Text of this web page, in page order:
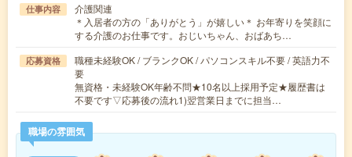
仕事内容
介護関連
＊入居者の方の「ありがとう」が嬉しい＊ お年寄りを笑顔に
する介護のお仕事です。おじいちゃん、おばあち…
応募資格
職種未経験OK / ブランクOK / パソコンスキル不要 / 英語力不
要
無資格・未経験OK年齢不問★10名以上採用予定★履歴書は
不要です▽応募後の流れ1)翌営業日までに担当…
職場の雰囲気